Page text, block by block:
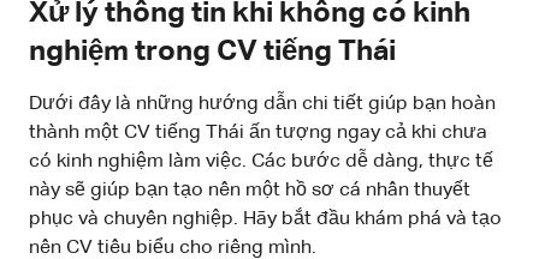
Xử lý thông tin khi không có kinh
nghiệm trong CV tiếng Thái
Dưới đây là những hướng dẫn chi tiết giúp bạn hoàn
thành một CV tiếng Thái ấn tượng ngay cả khi chưa
có kinh nghiệm làm việc. Các bước dễ dàng, thực tế
này sẽ giúp bạn tạo nên một hồ sơ cá nhân thuyết
phục và chuyên nghiệp. Hãy bắt đầu khám phá và tạo
nên CV tiêu biểu cho riêng mình.